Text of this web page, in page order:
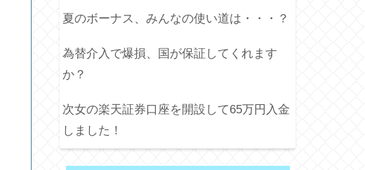
夏のボーナス、みんなの使い道は・・・？
為替介入で爆損、国が保証してくれます
か？
次女の楽天証券口座を開設して65万円入金
しました！